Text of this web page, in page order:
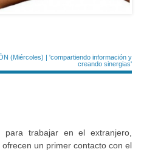
(Miércoles) | 'compartiendo información y
creando sinergias'
para trabajar en el extranjero,
un primer contacto con el